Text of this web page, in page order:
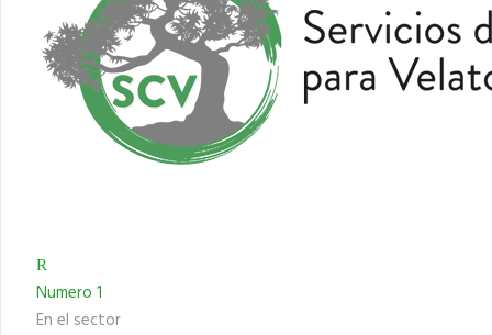
Numero 1
En el sector